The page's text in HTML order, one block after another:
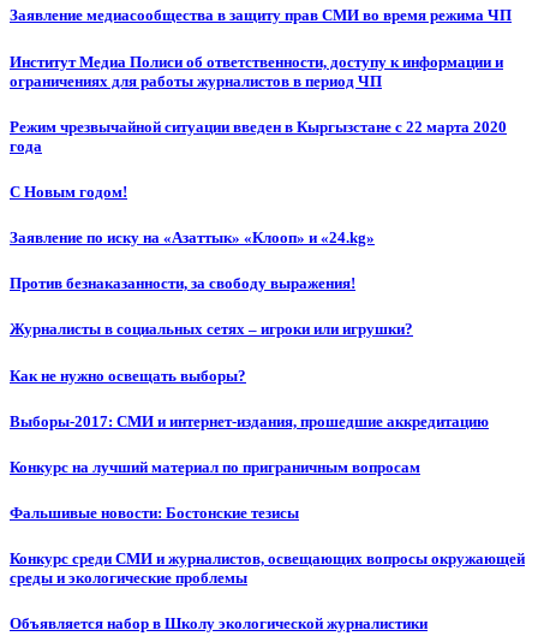
Заявление медиасообщества в защиту прав СМИ во время режима ЧП
Институт Медиа Полиси об ответственности, доступу к информации и
ограничениях для работы журналистов в период ЧП
Режим чрезвычайной ситуации введен в Кыргызстане с 22 марта 2020
года
С Новым годом!
Заявление по иску на «Азаттык» «Клооп» и «24.kg»
Против безнаказанности, за свободу выражения!
Журналисты в социальных сетях – игроки или игрушки?
Как не нужно освещать выборы?
Выборы-2017: СМИ и интернет-издания, прошедшие аккредитацию
Конкурс на лучший материал по приграничным вопросам
Фальшивые новости: Бостонские тезисы
Конкурс среди СМИ и журналистов, освещающих вопросы окружающей
среды и экологические проблемы
Объявляется набор в Школу экологической журналистики